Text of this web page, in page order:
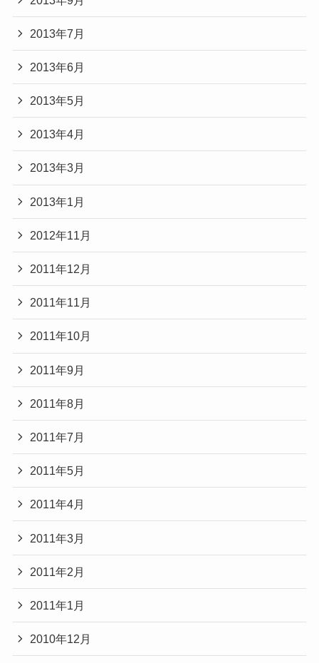
2013年7月
2013年6月
2013年5月
2013年4月
2013年3月
2013年1月
2012年11月
2011年12月
2011年11月
2011年10月
2011年9月
2011年8月
2011年7月
2011年5月
2011年4月
2011年3月
2011年2月
2011年1月
2010年12月